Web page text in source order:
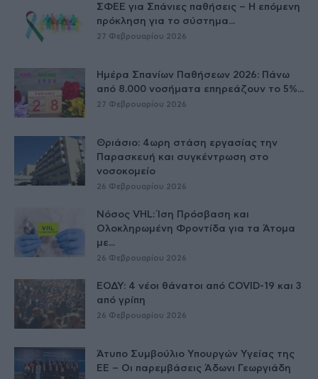
ΣΦΕΕ για Σπάνιες παθήσεις – Η επόμενη
πρόκληση για το σύστημα...
27 Φεβρουαρίου 2026
Ημέρα Σπανίων Παθήσεων 2026: Πάνω
από 8.000 νοσήματα επηρεάζουν το 5%...
27 Φεβρουαρίου 2026
Θριάσιο: 4ωρη στάση εργασίας την
Παρασκευή και συγκέντρωση στο
νοσοκομείο
26 Φεβρουαρίου 2026
Νόσος VHL: Ίση Πρόσβαση και
Ολοκληρωμένη Φροντίδα για τα Άτομα
με...
26 Φεβρουαρίου 2026
ΕΟΔΥ: 4 νέοι θάνατοι από COVID-19 και 3
από γρίπη
26 Φεβρουαρίου 2026
Άτυπο Συμβούλιο Υπουργών Υγείας της
ΕE – Οι παρεμβάσεις Άδωνι Γεωργιάδη